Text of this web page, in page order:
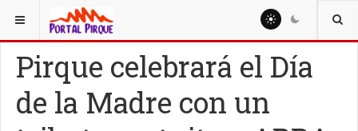
ESTÁ AQUÍ: NOTICIAS
Pirque celebrará el Día
de la Madre con un